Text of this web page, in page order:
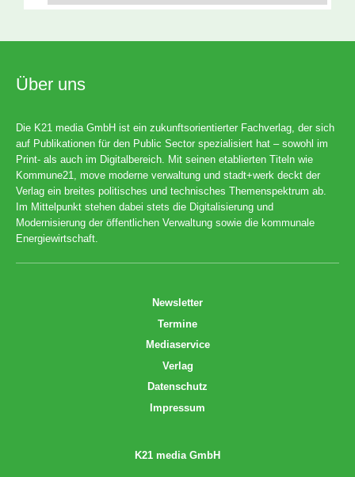
Über uns
Die K21 media GmbH ist ein zukunftsorientierter Fachverlag, der sich
auf Publikationen für den Public Sector spezialisiert hat – sowohl im
Print- als auch im Digitalbereich. Mit seinen etablierten Titeln wie
Kommune21, move moderne verwaltung und stadt+werk deckt der
Verlag ein breites politisches und technisches Themenspektrum ab.
Im Mittelpunkt stehen dabei stets die Digitalisierung und
Modernisierung der öffentlichen Verwaltung sowie die kommunale
Energiewirtschaft.
Newsletter
Termine
Mediaservice
Verlag
Datenschutz
Impressum
K21 media GmbH